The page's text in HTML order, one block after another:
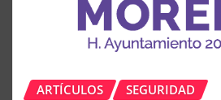
ARTÍCULOS SEGURIDAD